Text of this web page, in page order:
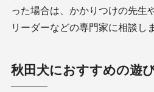
った場合は、かかりつけの先生
リーダーなどの専門家に相談し
秋田犬におすすめの遊